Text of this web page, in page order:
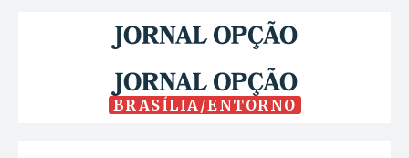
BRASÍLIA/ENTORNO